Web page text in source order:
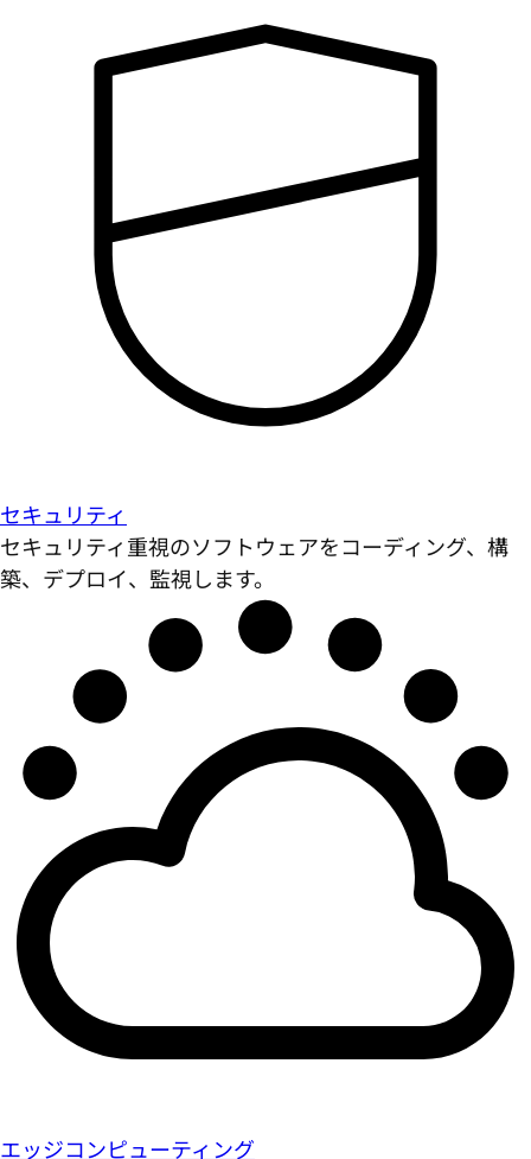
セキュリティ
セキュリティ重視のソフトウェアをコーディング、構
築、デプロイ、監視します。
エッジコンピューティング